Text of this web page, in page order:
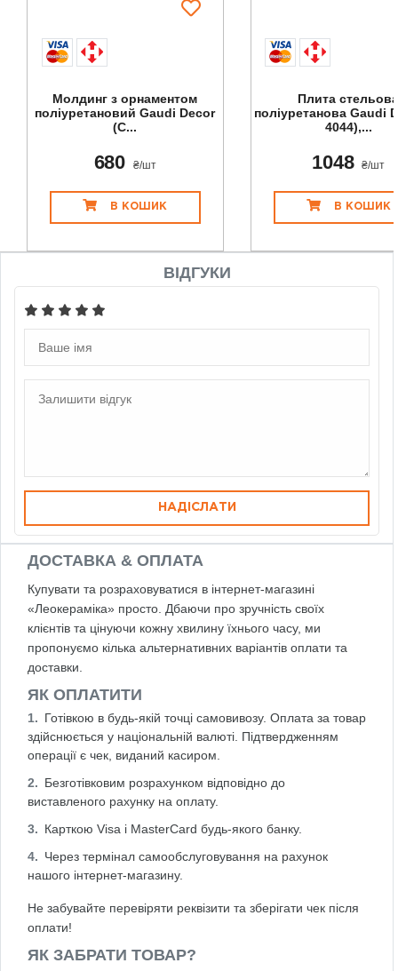
Молдинг з орнаментом
поліуретановий Gaudi Decor
(C...
680 ₴/шт
В КОШИК
Плита
поліуретанова Gaudi
4044),...
1048 ₴/шт
В КОШИК
ВІДГУКИ
НАДІСЛАТИ
ДОСТАВКА & ОПЛАТА
Купувати та розраховуватися в інтернет-магазині
«Леокераміка» просто. Дбаючи про зручність своїх
клієнтів та цінуючи кожну хвилину їхнього часу, ми
пропонуємо кілька альтернативних варіантів оплати та
доставки.
ЯК ОПЛАТИТИ
Готівкою в будь-якій точці самовивозу. Оплата за товар
здійснюється у національній валюті. Підтвердженням
операції є чек, виданий касиром.
Безготівковим розрахунком відповідно до
виставленого рахунку на оплату.
Карткою Visa і MasterCard будь-якого банку.
Через термінал самообслуговування на рахунок
нашого інтернет-магазину.
Не забувайте перевіряти реквізити та зберігати чек після
оплати!
ЯК ЗАБРАТИ ТОВАР?